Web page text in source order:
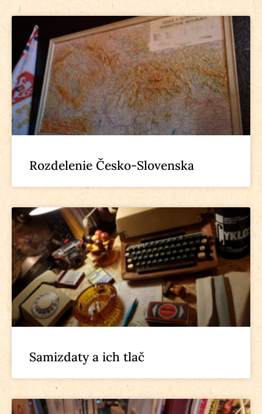
Rozdelenie Česko-Slovenska
Samizdaty a ich tlač